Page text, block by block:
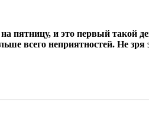
пятницу, и это первый такой
всего неприятностей. Не